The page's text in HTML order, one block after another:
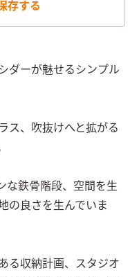
存する
ダーが魅せるシンプル
ス、吹抜けへと拡がる
な鉄骨階段、空間を生
の良さを生んでいま
る収納計画、スタジオ